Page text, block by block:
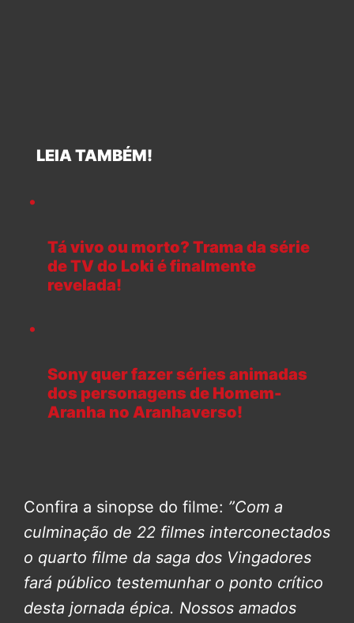
LEIA TAMBÉM!
Tá vivo ou morto? Trama da série
de TV do Loki é finalmente
revelada!
Sony quer fazer séries animadas
dos personagens de Homem-
Aranha no Aranhaverso!
Confira a sinopse do filme: ”Com a
culminação de 22 filmes interconectados
o quarto filme da saga dos Vingadores
fará público testemunhar o ponto crítico
desta jornada épica. Nossos amados